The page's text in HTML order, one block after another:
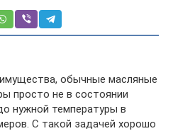
обычные масляные
просто не в состоянии
нужной температуры в
С такой задачей хорошо